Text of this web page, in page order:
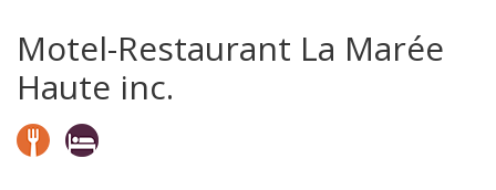
Motel-Restaurant La Marée
Haute inc.